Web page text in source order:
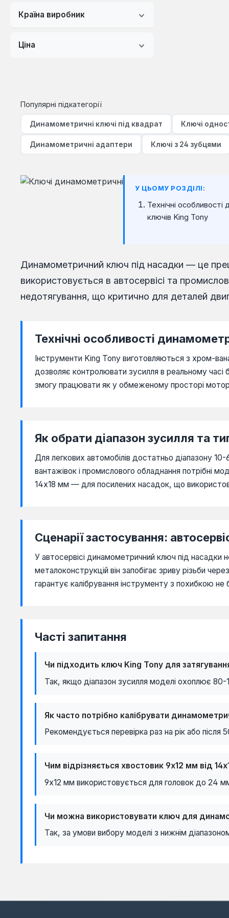
3-100 Нм
6-30 Нм
6.8-135 Нм
6.75-135 Нм
10-60 Нм
17-340 Нм
19-110 Нм
20-100 Нм
20-120 Нм
20-200 Нм
25-500 Нм
40-200 Нм
40-210 Нм
40-220 Нм
60-340 Нм
70-340 Нм
70-350 Нм
100-600 Нм
150-750 Нм
150-800 Нм
200-1000 Нм
500-2500 Нм
Країна виробник
Ціна
Популярні підкатегорії
Динамометричні ключі під квадрат Ключі
Динамометричні адаптери Ключі з 24 зубцями
У ЦЬОМУ РОЗДІЛІ:
Технічні
ключів King Tony
Динамометричний ключ під насадки — це
використовується в автосервісі та
недотягування, що критично для деталей
Технічні особливості
Інструменти King Tony виготовляються з хром-
дозволяє контролювати зусилля в реальному
змогу працювати як у обмеженому просторі
Як обрати діапазон зусилля та
Для легкових автомобілів достатньо діапазону
вантажівок і промислового обладнання потрібні
14х18 мм — для посилених насадок, що
Сценарії застосування:
У автосервісі динамометричний ключ під
металоконструкцій він запобігає зриву різьби
гарантує калібрування інструменту з похибкою
Часті запитання
Чи підходить ключ King Tony для
Так, якщо діапазон зусилля моделі охоплює
Як часто потрібно калібрувати
Рекомендується перевірка раз на рік або після
Чим відрізняється хвостовик 9х12 мм від
9х12 мм використовується для головок до 24
Чи можна використовувати ключ для
Так, за умови вибору моделі з нижнім